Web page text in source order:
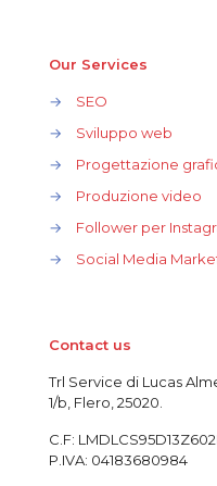
Our Services
→
SEO
→
Sviluppo web
→
Progettazione
→
Produzione video
→
Follower per
→
Social Media
Contact us
Trl Service di Lucas
1/b, Flero, 25020.
C.F:
P.IVA: 04183680984